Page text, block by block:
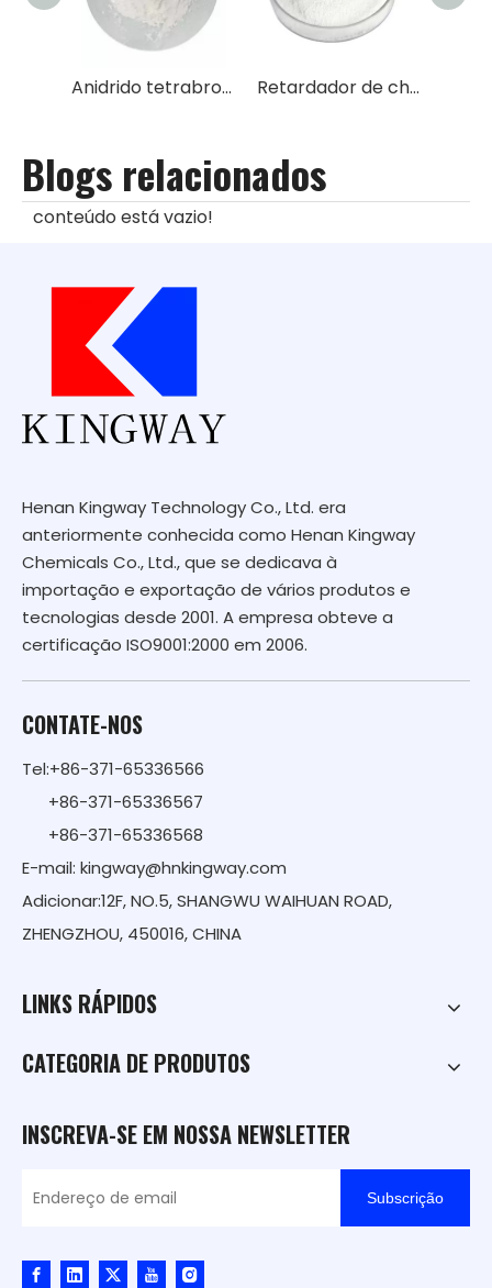
Anidrido tetrabromoftálico retardador de chama TBPA Retardador de chama 2,2-Bis-(bromometil)-3-bromo-1-propanol TBNPA
Blogs relacionados
conteúdo está vazio!
Henan Kingway Technology Co., Ltd. era
anteriormente conhecida como Henan Kingway
Chemicals Co., Ltd., que se dedicava à
importação e exportação de vários produtos e
tecnologias desde 2001. A empresa obteve a
certificação ISO9001:2000 em 2006.
CONTATE-NOS
Tel:+86-371-65336566
+86-371-65336567
+86-371-65336568
E-mail: kingway@hnkingway.com
Adicionar:12F, NO.5, SHANGWU WAIHUAN ROAD,
ZHENGZHOU, 450016, CHINA
LINKS RÁPIDOS
CATEGORIA DE PRODUTOS
INSCREVA-SE EM NOSSA NEWSLETTER
Subscrição